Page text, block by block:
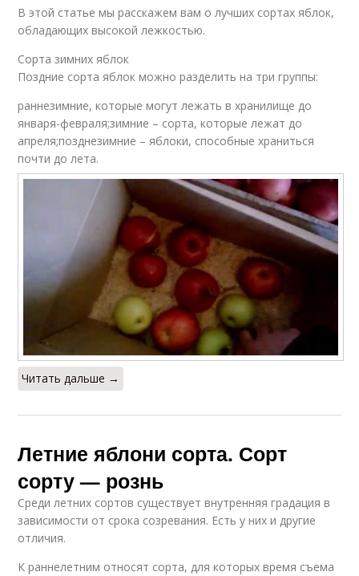
В этой статье мы расскажем вам о лучших сортах яблок,
обладающих высокой лежкостью.
Сорта зимних яблок
Поздние сорта яблок можно разделить на три группы:
раннезимние, которые могут лежать в хранилище до
января-февраля;зимние – сорта, которые лежат до
апреля;позднезимние – яблоки, способные храниться
почти до лета.
Читать дальше →
Летние яблони сорта. Сорт
сорту — рознь
Среди летних сортов существует внутренняя градация в
зависимости от срока созревания. Есть у них и другие
отличия.
К раннелетним относят сорта, для которых время съема